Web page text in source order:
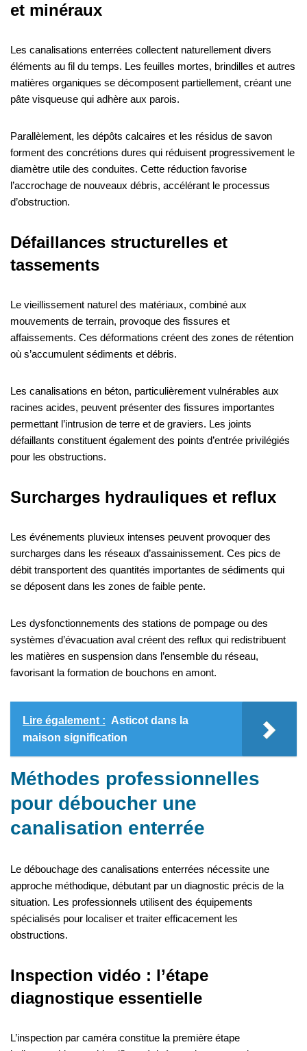
et minéraux
Les canalisations enterrées collectent naturellement divers
éléments au fil du temps. Les feuilles mortes, brindilles et autres
matières organiques se décomposent partiellement, créant une
pâte visqueuse qui adhère aux parois.
Parallèlement, les dépôts calcaires et les résidus de savon
forment des concrétions dures qui réduisent progressivement le
diamètre utile des conduites. Cette réduction favorise
l’accrochage de nouveaux débris, accélérant le processus
d’obstruction.
Défaillances structurelles et
tassements
Le vieillissement naturel des matériaux, combiné aux
mouvements de terrain, provoque des fissures et
affaissements. Ces déformations créent des zones de rétention
où s’accumulent sédiments et débris.
Les canalisations en béton, particulièrement vulnérables aux
racines acides, peuvent présenter des fissures importantes
permettant l’intrusion de terre et de graviers. Les joints
défaillants constituent également des points d’entrée privilégiés
pour les obstructions.
Surcharges hydrauliques et reflux
Les événements pluvieux intenses peuvent provoquer des
surcharges dans les réseaux d’assainissement. Ces pics de
débit transportent des quantités importantes de sédiments qui
se déposent dans les zones de faible pente.
Les dysfonctionnements des stations de pompage ou des
systèmes d’évacuation aval créent des reflux qui redistribuent
les matières en suspension dans l’ensemble du réseau,
favorisant la formation de bouchons en amont.
Lire également : Asticot dans la
maison signification
Méthodes professionnelles
pour déboucher une
canalisation enterrée
Le débouchage des canalisations enterrées nécessite une
approche méthodique, débutant par un diagnostic précis de la
situation. Les professionnels utilisent des équipements
spécialisés pour localiser et traiter efficacement les
obstructions.
Inspection vidéo : l’étape
diagnostique essentielle
L’inspection par caméra constitue la première étape